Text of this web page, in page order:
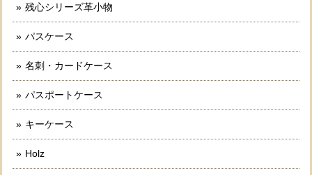
残心シリーズ革小物
パスケース
名刺・カードケース
パスポートケース
キーケース
Holz